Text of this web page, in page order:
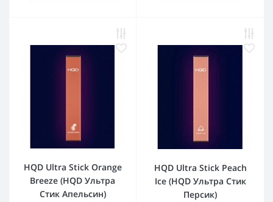
HQD Ultra Stick Orange
Breeze (HQD Ультра
Стик Апельсин)
HQD Ultra Stick Peach
Ice (HQD Ультра Стик
Персик)